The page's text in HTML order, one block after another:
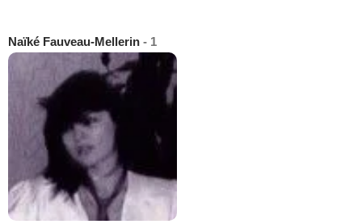
Naïké Fauveau-Mellerin - 1